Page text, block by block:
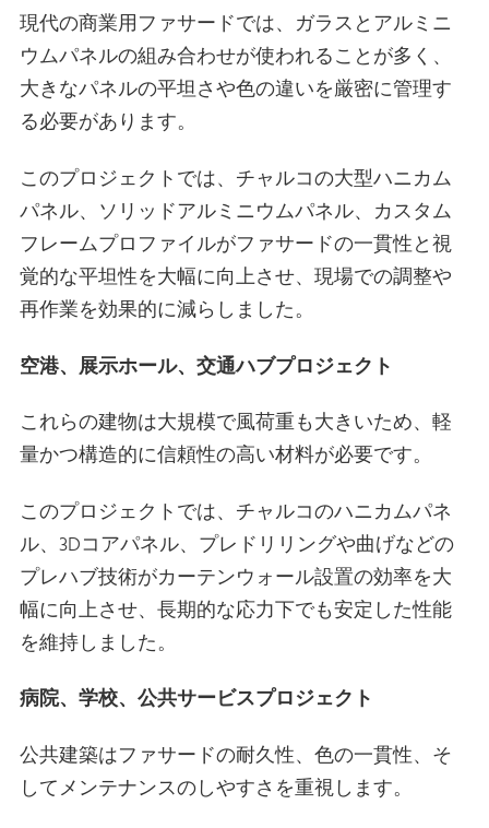
現代の商業用ファサードでは、ガラスとアルミニ
ウムパネルの組み合わせが使われることが多く、
大きなパネルの平坦さや色の違いを厳密に管理す
る必要があります。
このプロジェクトでは、チャルコの大型ハニカム
パネル、ソリッドアルミニウムパネル、カスタム
フレームプロファイルがファサードの一貫性と視
覚的な平坦性を大幅に向上させ、現場での調整や
再作業を効果的に減らしました。
空港、展示ホール、交通ハブプロジェクト
これらの建物は大規模で風荷重も大きいため、軽
量かつ構造的に信頼性の高い材料が必要です。
このプロジェクトでは、チャルコのハニカムパネ
ル、3Dコアパネル、プレドリリングや曲げなどの
プレハブ技術がカーテンウォール設置の効率を大
幅に向上させ、長期的な応力下でも安定した性能
を維持しました。
病院、学校、公共サービスプロジェクト
公共建築はファサードの耐久性、色の一貫性、そ
してメンテナンスのしやすさを重視します。